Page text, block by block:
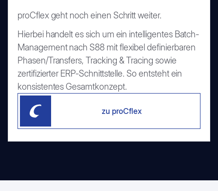
proCflex geht noch einen Schritt weiter.
Hierbei handelt es sich um ein intelligentes Batch-
Management nach S88 mit flexibel definierbaren
Phasen/Transfers, Tracking & Tracing sowie
zertifizierter ERP-Schnittstelle. So entsteht ein
konsistentes Gesamtkonzept.
zu proCflex